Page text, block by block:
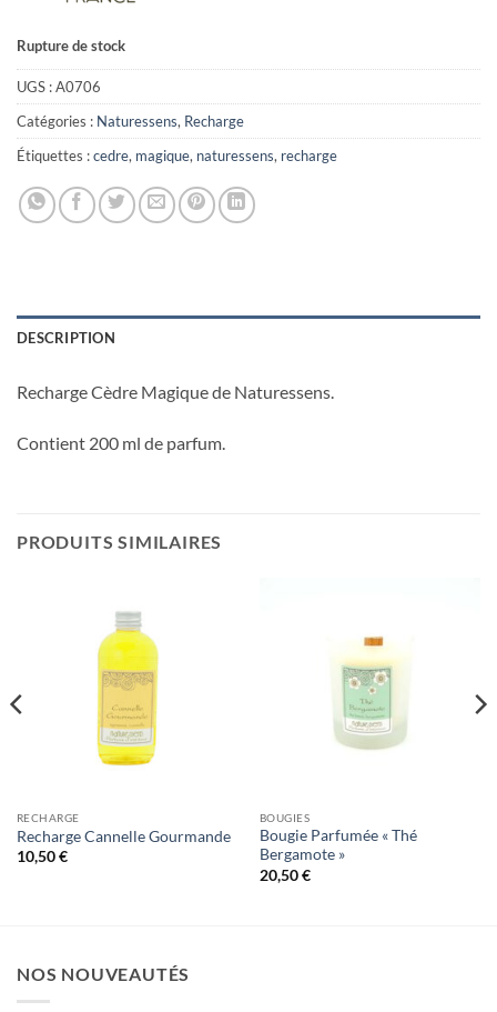
Rupture de stock
UGS :A0706
Catégories : Naturessens, Recharge
Étiquettes :cedre, magique, naturessens, recharge
DESCRIPTION
Recharge Cèdre Magique de Naturessens.
Contient 200 ml de parfum.
PRODUITS SIMILAIRES
RECHARGE
Recharge Cannelle Gourmande
10,50€
BOUGIES
Bougie Parfumée « Thé
Bergamote »
20,50€
NOS NOUVEAUTÉS